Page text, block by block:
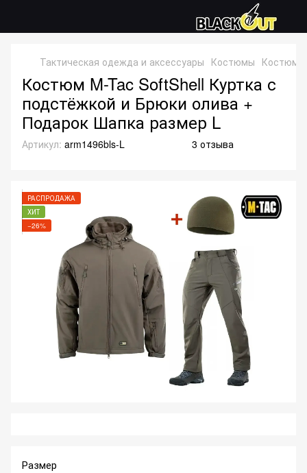
Тактическая одежда и аксессуары Костюмы Костюмы
Костюм M-Tac SoftShell Куртка с
подстёжкой и Брюки олива +
Подарок Шапка размер L
Артикул: arm1496bls-L 3 отзыва
РАСПРОДАЖА
ХИТ
−26%
Размер